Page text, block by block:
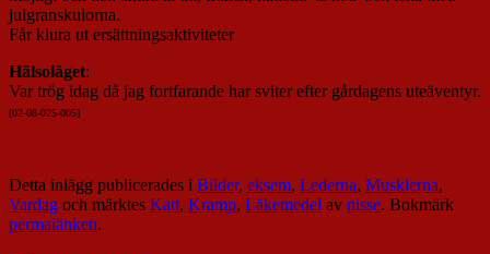
julgranskulorna.
Får klura ut ersättningsaktiviteter
Hälsoläget:
Var trög idag då jag fortfarande har sviter efter gårdagens uteäventyr.
[02-08-025-005]
Detta inlägg publicerades i Bilder, eksem, Lederna, Musklerna,
Vardag och märktes Katt, Kramp, Läkemedel av nisse. Bokmärk
permalänken.